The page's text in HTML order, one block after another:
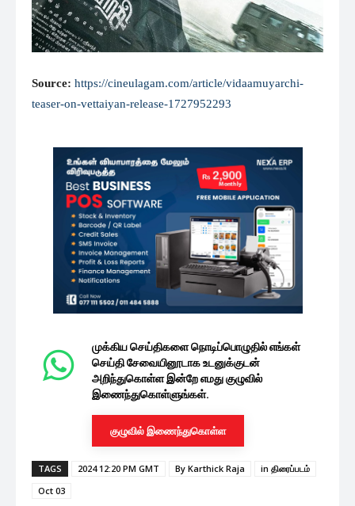
Source: https://cineulagam.com/article/vidaamuyarchi-
teaser-on-vettaiyan-release-1727952293
முக்கிய செய்திகளை நொடிப்பொழுதில் எங்கள்
செய்தி சேவையினூடாக உடனுக்குடன்
அறிந்துகொள்ள இன்றே எமது குழுவில்
இணைந்துகொள்ளுங்கள்.
குழுவில் இணைந்துகொள்ள
TAGS 2024 12:20 PM GMT By Karthick Raja
in திரைப்படம்
Oct 03